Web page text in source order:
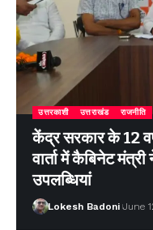
उत्तरकाशी उत्तराखंड राजनीति
केंद्र सरकार के 12
वार्ता में कैबिनेट
उपलब्धियां
Lokesh Badoni June